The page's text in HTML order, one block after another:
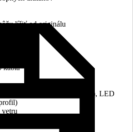
líšiť od originálu
kábla
osvetlenie (kĺbové ramená), LED
2